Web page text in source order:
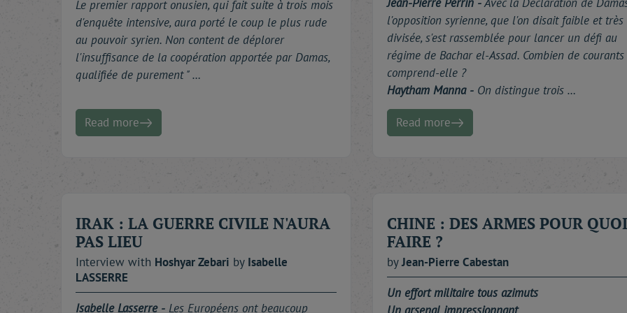
Le premier rapport onusien, qui fait suite à trois mois
d'enquête intensive, aura porté le coup le plus rude
au pouvoir syrien. Non content de déplorer
l'insuffisance de la coopération apportée par Damas,
qualifiée de purement " …
Read more
l'opposition syrienne, que l'on disait faible et très
divisée, s'est rassemblée pour lancer un défi au
régime de Bachar el-Assad. Combien de courants
comprend-elle ?
Haytham Manna - On distingue trois …
Read more
IRAK : LA GUERRE CIVILE N'AURA
PAS LIEU
Interview with HoshyarZebari by Isabelle
LASSERRE
Isabelle Lasserre - Les Européens ont beaucoup
CHINE : DES ARMES POUR QUOI
FAIRE ?
byJean-Pierre Cabestan
Un effort militaire tous azimuts